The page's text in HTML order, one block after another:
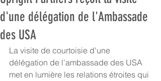
d'une délégation de l'Ambassade
des USA
La visite de courtoisie d'une
délégation de l'ambassade des USA
met en lumière les relations étroites qui